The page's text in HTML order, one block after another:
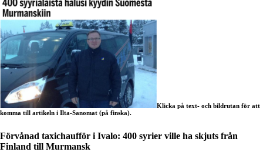
Klicka på text- och bildrutan för att
komma till artikeln i Ilta-Sanomat (på finska).
Förvånad taxichaufför i Ivalo: 400 syrier ville ha skjuts från
Finland till Murmansk